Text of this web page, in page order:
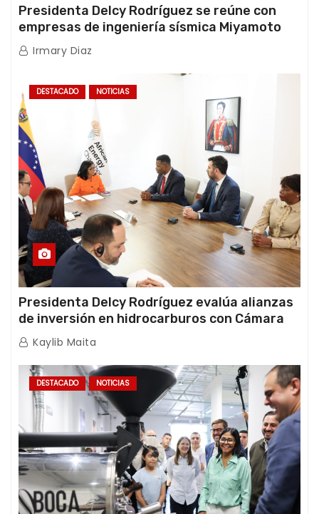
Presidenta Delcy Rodríguez se reúne con
empresas de ingeniería sísmica Miyamoto
International y TFI Solutions
Irmary Diaz
DESTACADO NOTICIAS
Presidenta Delcy Rodríguez evalúa alianzas
de inversión en hidrocarburos con Cámara
Africana de Energía
Kaylib Maita
DESTACADO NOTICIAS